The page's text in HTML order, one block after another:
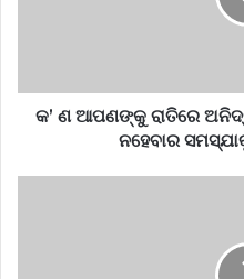
କ’ ଣ ଆପଣଙ୍କୁ ରାତିରେ
ନହେବାର